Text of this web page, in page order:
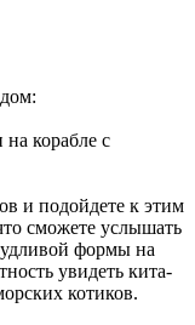
корабле с
и подойдете к этим
сможете услышать
формы на
увидеть кита-
котиков.